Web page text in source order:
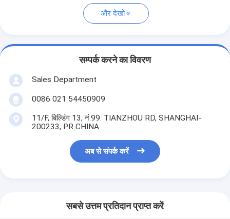
और देखो
सम्पर्क करने का विवरण
Sales Department
0086 021 54450909
11/F, बिल्डिंग 13, नं.99. TIANZHOU RD, SHANGHAI-
200233, PR CHINA
अब से संपर्क करें
सबसे उत्तम प्रतिदान प्राप्त करें